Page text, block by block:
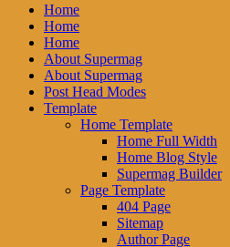
Home
Home
Home
About Supermag
About Supermag
Post Head Modes
Template
Home Template
Home Full Width
Home Blog Style
Supermag Builder
Page Template
404 Page
Sitemap
Author Page